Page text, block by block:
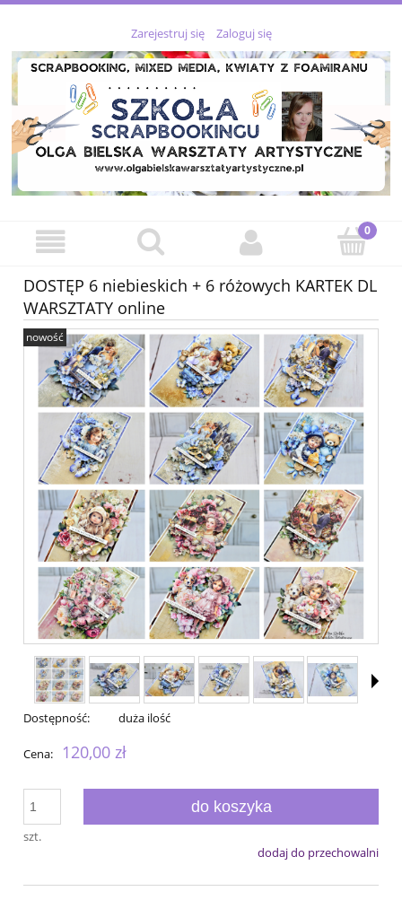
Zarejestruj się Zaloguj się
DOSTĘP 6 niebieskich + 6 różowych KARTEK DL
WARSZTATY online
nowość
Dostępność: duża ilość
Cena: 120,00 zł
szt.
do koszyka
dodaj do przechowalni